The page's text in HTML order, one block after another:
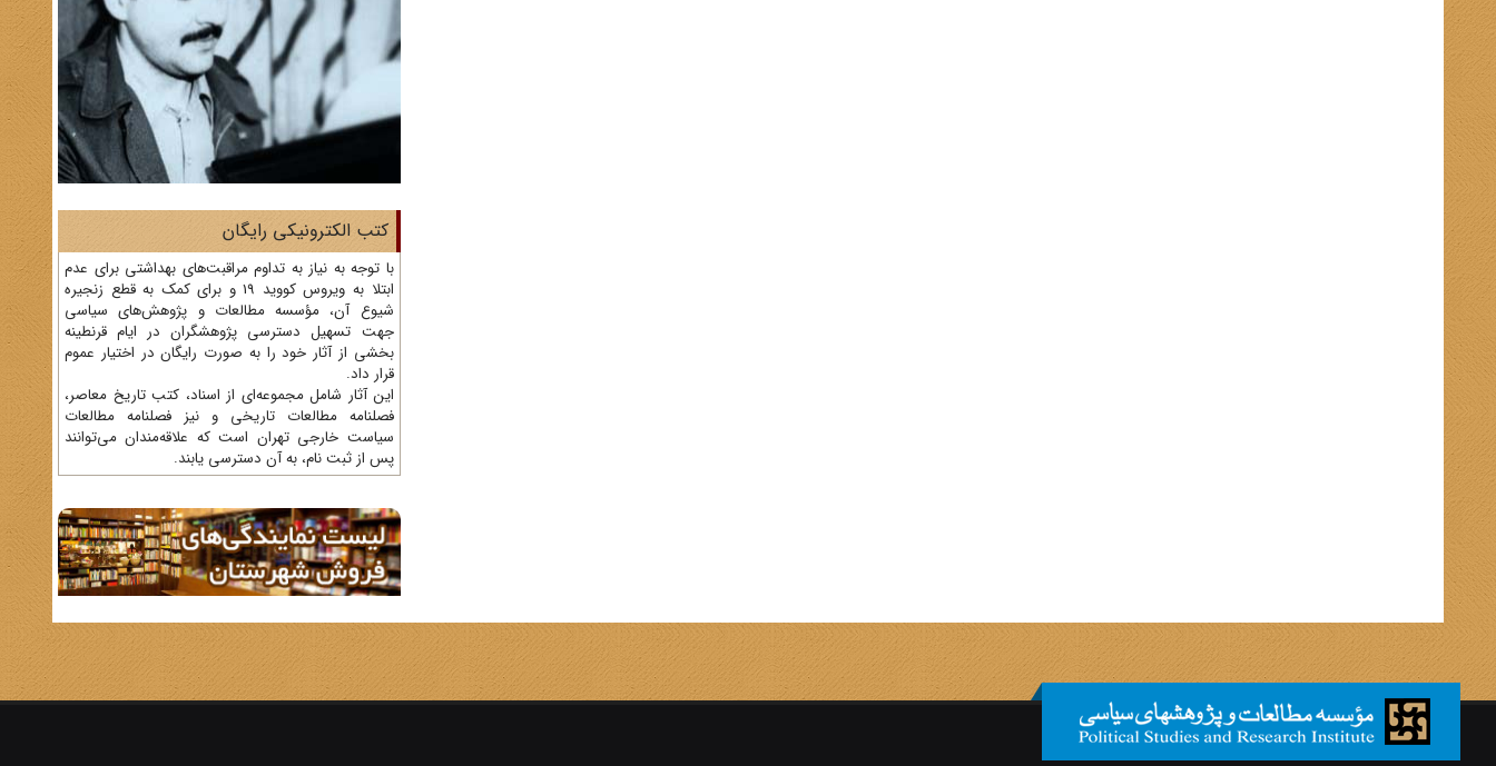
کتب الکترونیکی رایگان
با توجه به نیاز به تداوم مراقبت‌های بهداشتی برای عدم
ابتلا به ویروس کووید 19 و برای کمک به قطع زنجیره
شیوع آن، مؤسسه مطالعات و پژوهش‌های سیاسی
جهت تسهیل دسترسی پژوهشگران در ایام قرنطینه
بخشی از آثار خود را به صورت رایگان در اختیار عموم
قرار داد.
این آثار شامل مجموعه‌ای از اسناد، کتب تاریخ معاصر،
فصلنامه‌ مطالعات تاریخی و نیز فصلنامه مطالعات
سیاست خارجی تهران است که علاقه‌مندان می‌توانند
پس از ثبت نام، به آن دسترسی یابند.